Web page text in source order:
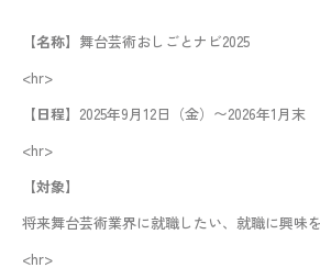
【名称】 舞台芸術おしごとナビ2025
<hr>
【日程】 2025年9月12日（金）〜2026年1月末
<hr>
【対象】
将来舞台芸術業界に就職したい、就職に興味
<hr>